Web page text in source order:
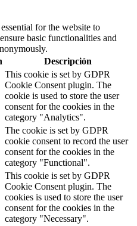
for the website to
basic functionalities and
Descripción
This cookie is set by GDPR
Cookie Consent plugin. The
cookie is used to store the user
consent for the cookies in the
category "Analytics".
The cookie is set by GDPR
cookie consent to record the user
consent for the cookies in the
category "Functional".
This cookie is set by GDPR
Cookie Consent plugin. The
cookies is used to store the user
consent for the cookies in the
category "Necessary".